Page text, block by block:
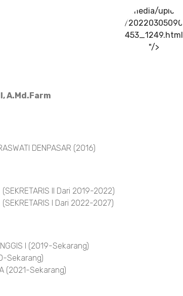
../media/upload
/20220305090
453_1249.html
"/>
A.Md.Farm
DENPASAR (2016)
(SEKRETARIS II Dari 2019-2022)
(SEKRETARIS I Dari 2022-2027)
I (2019-Sekarang)
Sekarang)
(2021-Sekarang)